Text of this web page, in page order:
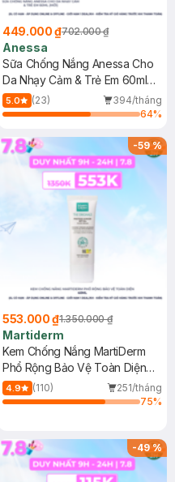
449.000 ₫702.000 ₫
Anessa
Sữa Chống Nắng Anessa Cho
Da Nhạy Cảm & Trẻ Em 60ml
(Mới)
5.0 (23)
394/tháng
64%
-59%
553.000 ₫1.350.000 ₫
Martiderm
Kem Chống Nắng MartiDerm
Phổ Rộng Bảo Vệ Toàn Diện
40ml
4.9 (110)
251/tháng
75%
-49%